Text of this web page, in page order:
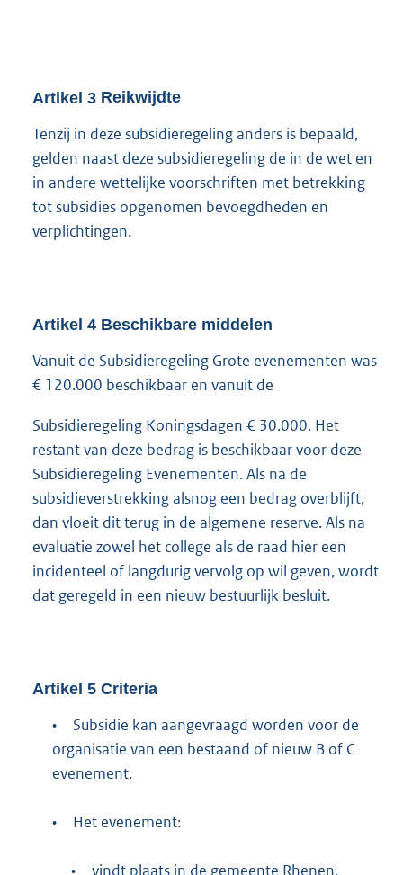
Artikel 3 Reikwijdte
Tenzij in deze subsidieregeling anders is bepaald,
gelden naast deze subsidieregeling de in de wet en
in andere wettelijke voorschriften met betrekking
tot subsidies opgenomen bevoegdheden en
verplichtingen.
Artikel 4 Beschikbare middelen
Vanuit de Subsidieregeling Grote evenementen was
€ 120.000 beschikbaar en vanuit de
Subsidieregeling Koningsdagen € 30.000. Het
restant van deze bedrag is beschikbaar voor deze
Subsidieregeling Evenementen. Als na de
subsidieverstrekking alsnog een bedrag overblijft,
dan vloeit dit terug in de algemene reserve. Als na
evaluatie zowel het college als de raad hier een
incidenteel of langdurig vervolg op wil geven, wordt
dat geregeld in een nieuw bestuurlijk besluit.
Artikel 5 Criteria
•
Subsidie kan aangevraagd worden voor de
organisatie van een bestaand of nieuw B of C
evenement.
• Het evenement:
• vindt plaats in de gemeente Rhenen.